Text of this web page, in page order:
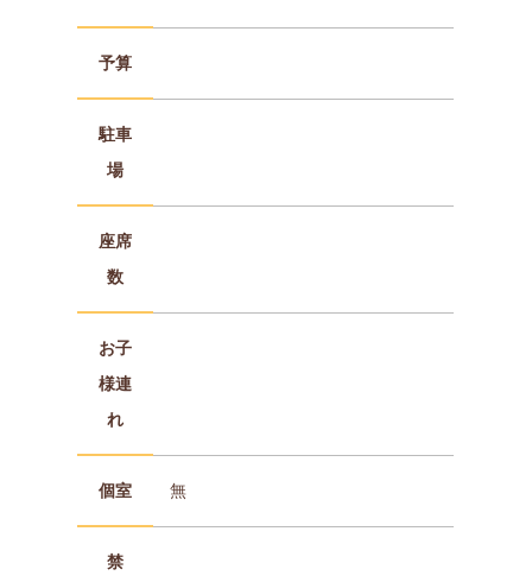
予算
駐車
場
座席
数
お子
様連
れ
個室 無
禁